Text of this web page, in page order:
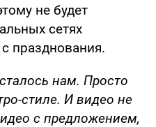
не будет
сетях
празднования.
нам. Просто
стиле. И видео не
с предложением,